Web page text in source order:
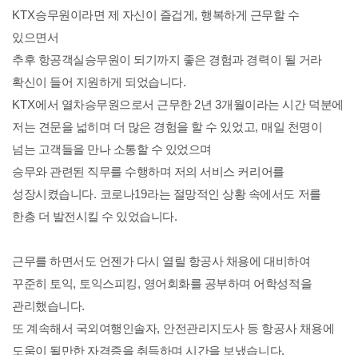
KTX승무원이라면 제 자신이 즐겁게 , 행복하게 근무할 수
있으면서
추후 항공객실승무원이 되기까지 좋은 경험과 경력이 될 거라
확신이 들어 지원하게 되었습니다.
KTX에서 열차승무원으로서 근무한 2년3개월이라는 시간 덕분에
저는 견문을 넓히며 더 많은 경험을 할 수 있었고, 매일 천명이
넘는 고객들을 만나 소통할 수 있었으며
승무와 관련된 직무를 수행하며 저의 서비스 커리어를
성장시켰습니다. 코로나19라는 절망적인 상황 속에서도 저를
한층 더 발전시킬 수 있었습니다.
근무를 하면서도 언젠가 다시 열릴 항공사 채용에 대비하여
꾸준히 토익, 토익스피킹, 영어회화를 공부하며 어학성적을
관리했습니다.
또 계속해서 국외여행인솔자, 안전관리지도사 등 항공사 채용에
도움이 될만한 자격증을 취득하며 시간을 보냈습니다.